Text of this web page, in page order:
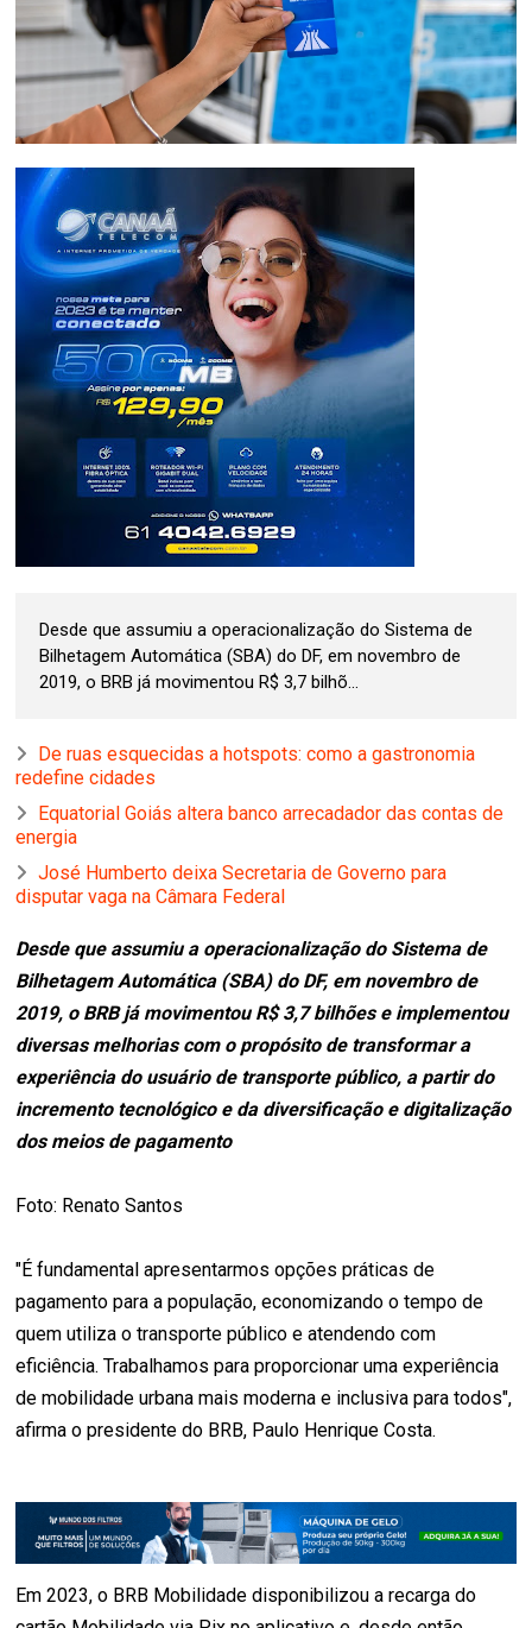
Desde que assumiu a operacionalização do Sistema de
Bilhetagem Automática (SBA) do DF, em novembro de
2019, o BRB já movimentou R$ 3,7 bilhõ...
De ruas esquecidas a hotspots: como a gastronomia
redefine cidades
Equatorial Goiás altera banco arrecadador das contas de
energia
José Humberto deixa Secretaria de Governo para
disputar vaga na Câmara Federal
Desde que assumiu a operacionalização do Sistema de
Bilhetagem Automática (SBA) do DF, em novembro de
2019, o BRB já movimentou R$ 3,7 bilhões e implementou
diversas melhorias com o propósito de transformar a
experiência do usuário de transporte público, a partir do
incremento tecnológico e da diversificação e digitalização
dos meios de pagamento
Foto: Renato Santos
"É fundamental apresentarmos opções práticas de
pagamento para a população, economizando o tempo de
quem utiliza o transporte público e atendendo com
eficiência. Trabalhamos para proporcionar uma experiência
de mobilidade urbana mais moderna e inclusiva para todos",
afirma o presidente do BRB, Paulo Henrique Costa.
Em 2023, o BRB Mobilidade disponibilizou a recarga do